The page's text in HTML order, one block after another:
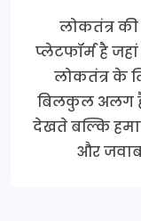
लोकतंत्र
प्लेटफॉर्म है जहां
लोकतंत्र के
बिलकुल अलग
देखते बल्कि
और